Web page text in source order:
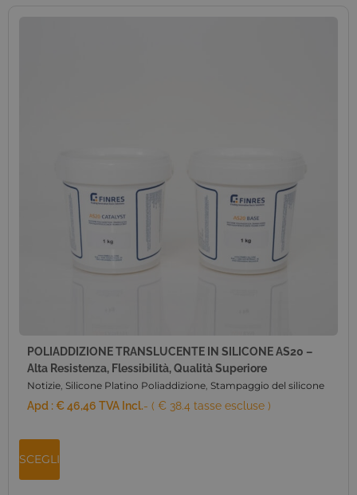
POLIADDIZIONE TRANSLUCENTE IN SILICONE AS20 –
Alta Resistenza, Flessibilità, Qualità Superiore
Notizie, Silicone Platino Poliaddizione, Stampaggio del silicone
Apd :€46,46 TVA Incl.- ( € 38.4 tasse escluse )
SCEGLI